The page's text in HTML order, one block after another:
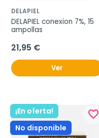
DELAPIEL
DELAPIEL conexion 7%, 15
ampollas
21,95 €
Ver
¡En oferta!
No disponible
favorite_border